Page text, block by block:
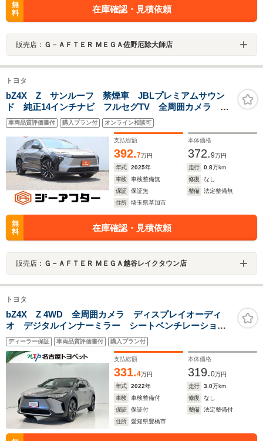
無
料
在庫確認・見積依頼
販売店： Ｇ－ＡＦＴＥＲ ＭＥＧＡ佐野厄除大師店
トヨタ
bZ4X Z サンルーフ 禁煙車 JBLプレミアムサウン
ド 純正14インチナビ フルセグTV 全周囲カメラ 電
動リアゲート 黒革シート シートエアコン デジタル
インナーミラー レーダークルーズコントロール
車両品質評価書付 購入プラン付 オンライン相談可
支払総額
392.7万円
本体価格
372.9万円
年式
2025年 走行 0.8万km
車検
車検整備無 修復
なし
保証
保証無 整備
法定整備無
住所
埼玉県草加市
無
料
在庫確認・見積依頼
販売店： Ｇ－ＡＦＴＥＲ ＭＥＧＡ越谷レイクタウン店
トヨタ
bZ4X Z 4WD 全周囲カメラ ディスプレイオーディ
オ デジタルインナーミラー シートベンチレーショ
ン ドラレコ 1500W給電
ディーラー保証 車両品質評価書付 購入プラン付
支払総額
331.4万円
本体価格
319.0万円
年式
2022年 走行 3.0万km
車検
車検整備付 修復
なし
保証
保証付 整備
法定整備付
住所
愛知県豊橋市